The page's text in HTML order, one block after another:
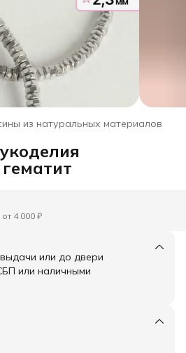
из натуральных материалов
4 000 ₽
или до двери
или наличными